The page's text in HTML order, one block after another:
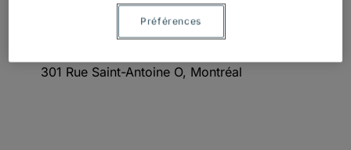
301 Rue Saint-Antoine O, Montréal
Préférences